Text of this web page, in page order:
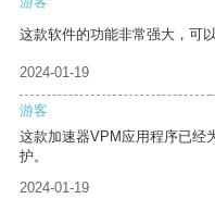
这款软件的功能非常强大，可
2024-01-19
游客
这款加速器VPM应用程序已经
护。
2024-01-19